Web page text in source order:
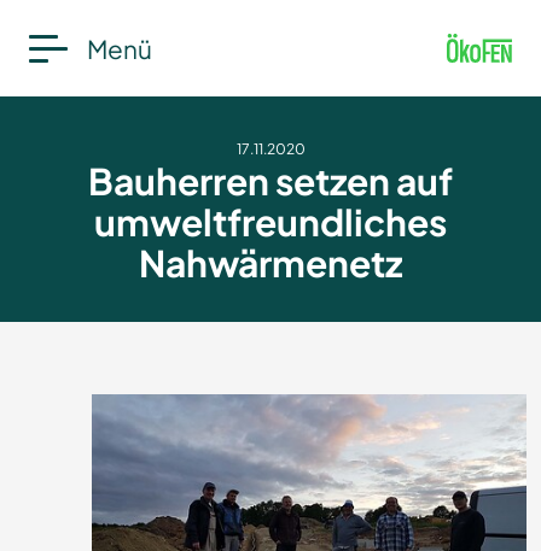
Menü
17.11.2020
Bauherren setzen auf
umweltfreundliches
Nahwärmenetz